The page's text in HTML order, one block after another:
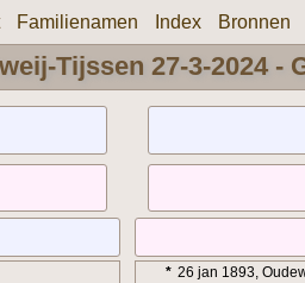
Familienamen Index Bronnen
Tijssen 27-3-2024 -
* 26 jan 1893,